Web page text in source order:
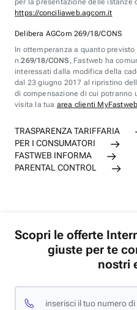
per la presentazione delle istanze
https://conciliaweb.agcom.it
Delibera AGCom 269/18/CONS
In ottemperanza a quanto previsto
n.269/18/CONS , Fastweb ha
interessati dalla modifica della
dal 23 giugno 2017 al ripristino
di compensazione di cui potranno
visita la tua area clienti MyFastweb
TRASPARENZA TARIFFARIA
PER I CONSUMATORI
FASTWEB INFORMA
PARENTAL CONTROL
Scopri le offerte
giuste per te
nostri
inserisci il tuo numero